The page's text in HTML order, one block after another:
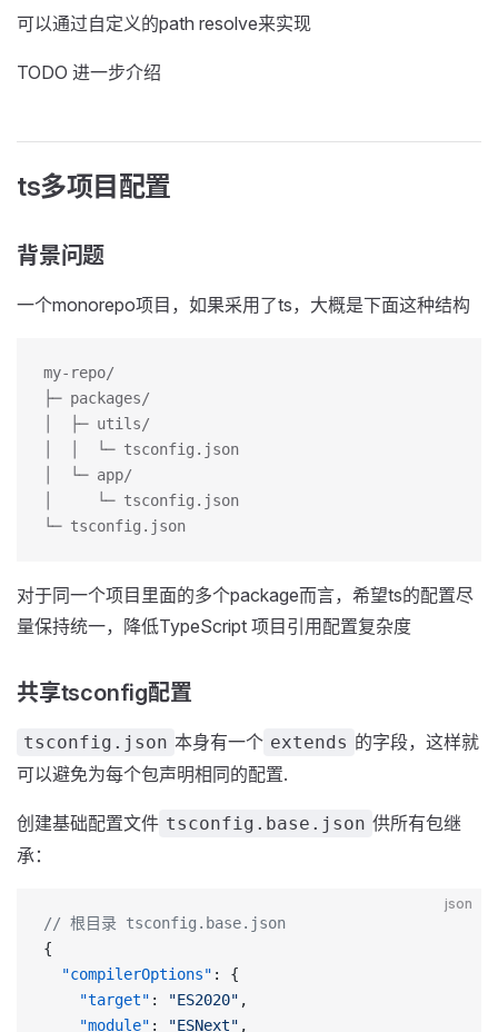
可以通过自定义的path resolve来实现
TODO 进一步介绍
ts多项目配置
背景问题
一个monorepo项目，如果采用了ts，大概是下面这种结构
my-repo/
├─ packages/
│  ├─ utils/
│  │  └─ tsconfig.json
│  └─ app/
│     └─ tsconfig.json
└─ tsconfig.json
对于同一个项目里面的多个package而言，希望ts的配置尽
量保持统一，降低TypeScript 项目引用配置复杂度
共享tsconfig配置
tsconfig.json 本身有一个 extends 的字段，这样就
可以避免为每个包声明相同的配置.
创建基础配置文件 tsconfig.base.json 供所有包继
承：
json
// 根目录 tsconfig.base.json
{
  "compilerOptions"
: {
    "target"
: "ES2020" ,
    "module"
: "ESNext" ,